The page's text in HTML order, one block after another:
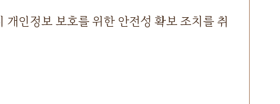
인정보 보호를 위한 안전성 확보 조치를 취